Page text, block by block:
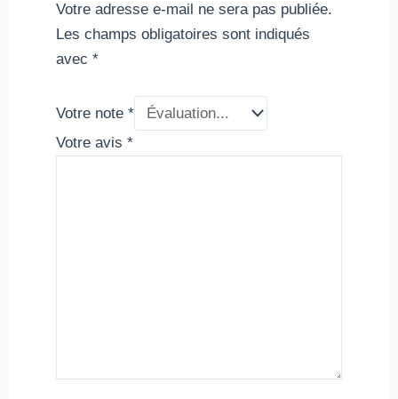
Votre adresse e-mail ne sera pas publiée.
Les champs obligatoires sont indiqués
avec *
Votre note *
Votre avis *